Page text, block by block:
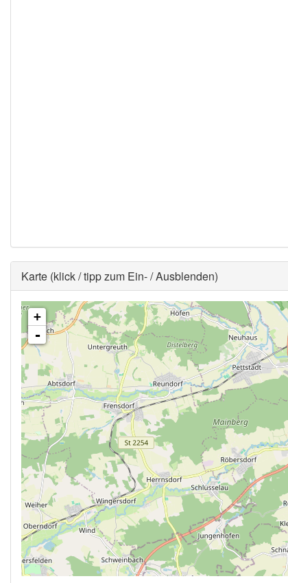
Ausblenden
Karte (klick / tipp zum Ein- / Ausblenden)
+
-